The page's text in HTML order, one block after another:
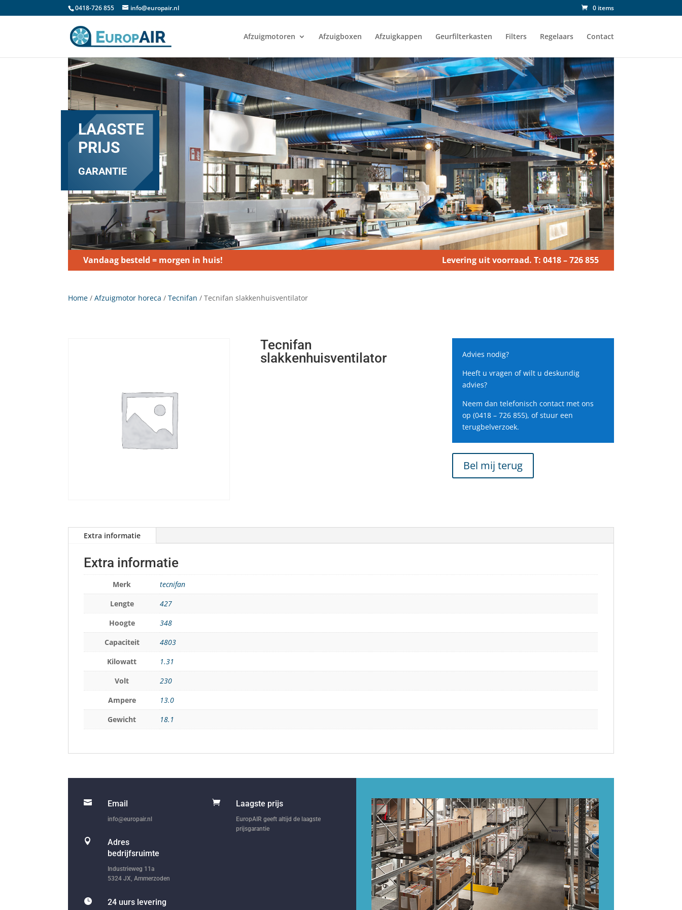
0418-726 855 info@europair.nl 0 items
Afzuigmotoren Afzuigboxen Afzuigkappen Geurfilterkasten Filters Regelaars Contact
LAAGSTE
PRIJS
GARANTIE
Vandaag besteld = morgen in huis! Levering uit voorraad. T: 0418 – 726 855
Home /Afzuigmotor horeca /Tecnifan / Tecnifan slakkenhuisventilator
Tecnifan
slakkenhuisventilator
Advies nodig?
Heeft u vragen of wilt u deskundig
advies?
Neem dan telefonisch contact met ons
op (0418 – 726 855), of stuur een
terugbelverzoek.
Bel mij terug
Extra informatie
Extra informatie
Merk
tecnifan
Lengte
427
Hoogte
348
Capaciteit
4803
Kilowatt
1.31
Volt
230
Ampere
13.0
Gewicht
18.1
 Email
info@europair.nl

Adres
bedrijfsruimte
Industrieweg 11a
5324 JX, Ammerzoden
 24 uurs levering
 Laagste prijs
EuropAIR geeft altijd de laagste
prijsgarantie